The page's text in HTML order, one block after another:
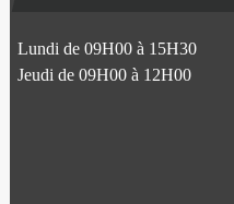
Lundi de 09H00 à 15H30
Jeudi de 09H00 à 12H00